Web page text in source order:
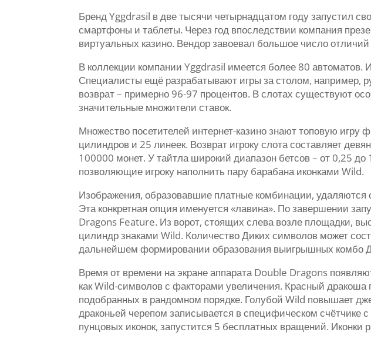
Бренд Yggdrasil в две тысячи четырнадцатом году запустил
смартфоны и таблеты. Через год впоследствии компания
виртуальных казино. Вендор завоевал большое число
В коллекции компании Yggdrasil имеется более 80
Специалисты ещё разрабатывают игры за столом, например,
возврат – примерно 96-97 процентов. В слотах существуют
значительные множители ставок.
Множество посетителей интернет-казино знают топовую
цилиндров и 25 линеек. Возврат игроку слота составляет
100000 монет. У тайтла широкий диапазон бетсов – от 0,25
позволяющие игроку наполнить пару барабана иконками Wild.
Изображения, образовавшие платные комбинации, удаляются
Эта конкретная опция именуется «лавина». По завершении
Dragons Feature. Из ворот, стоящих слева возле площадки,
цилиндр знаками Wild. Количество Диких символов может
дальнейшем формировании образования выигрышных комбо
Время от времени на экране аппарата Double Dragons
как Wild-символов с факторами увеличения. Красный
подобранных в рандомном порядке. Голубой Wild повышает
драконьей черепом записывается в специфическом счётчике
пунцовых иконок, запустится 5 бесплатных вращений. Иконки